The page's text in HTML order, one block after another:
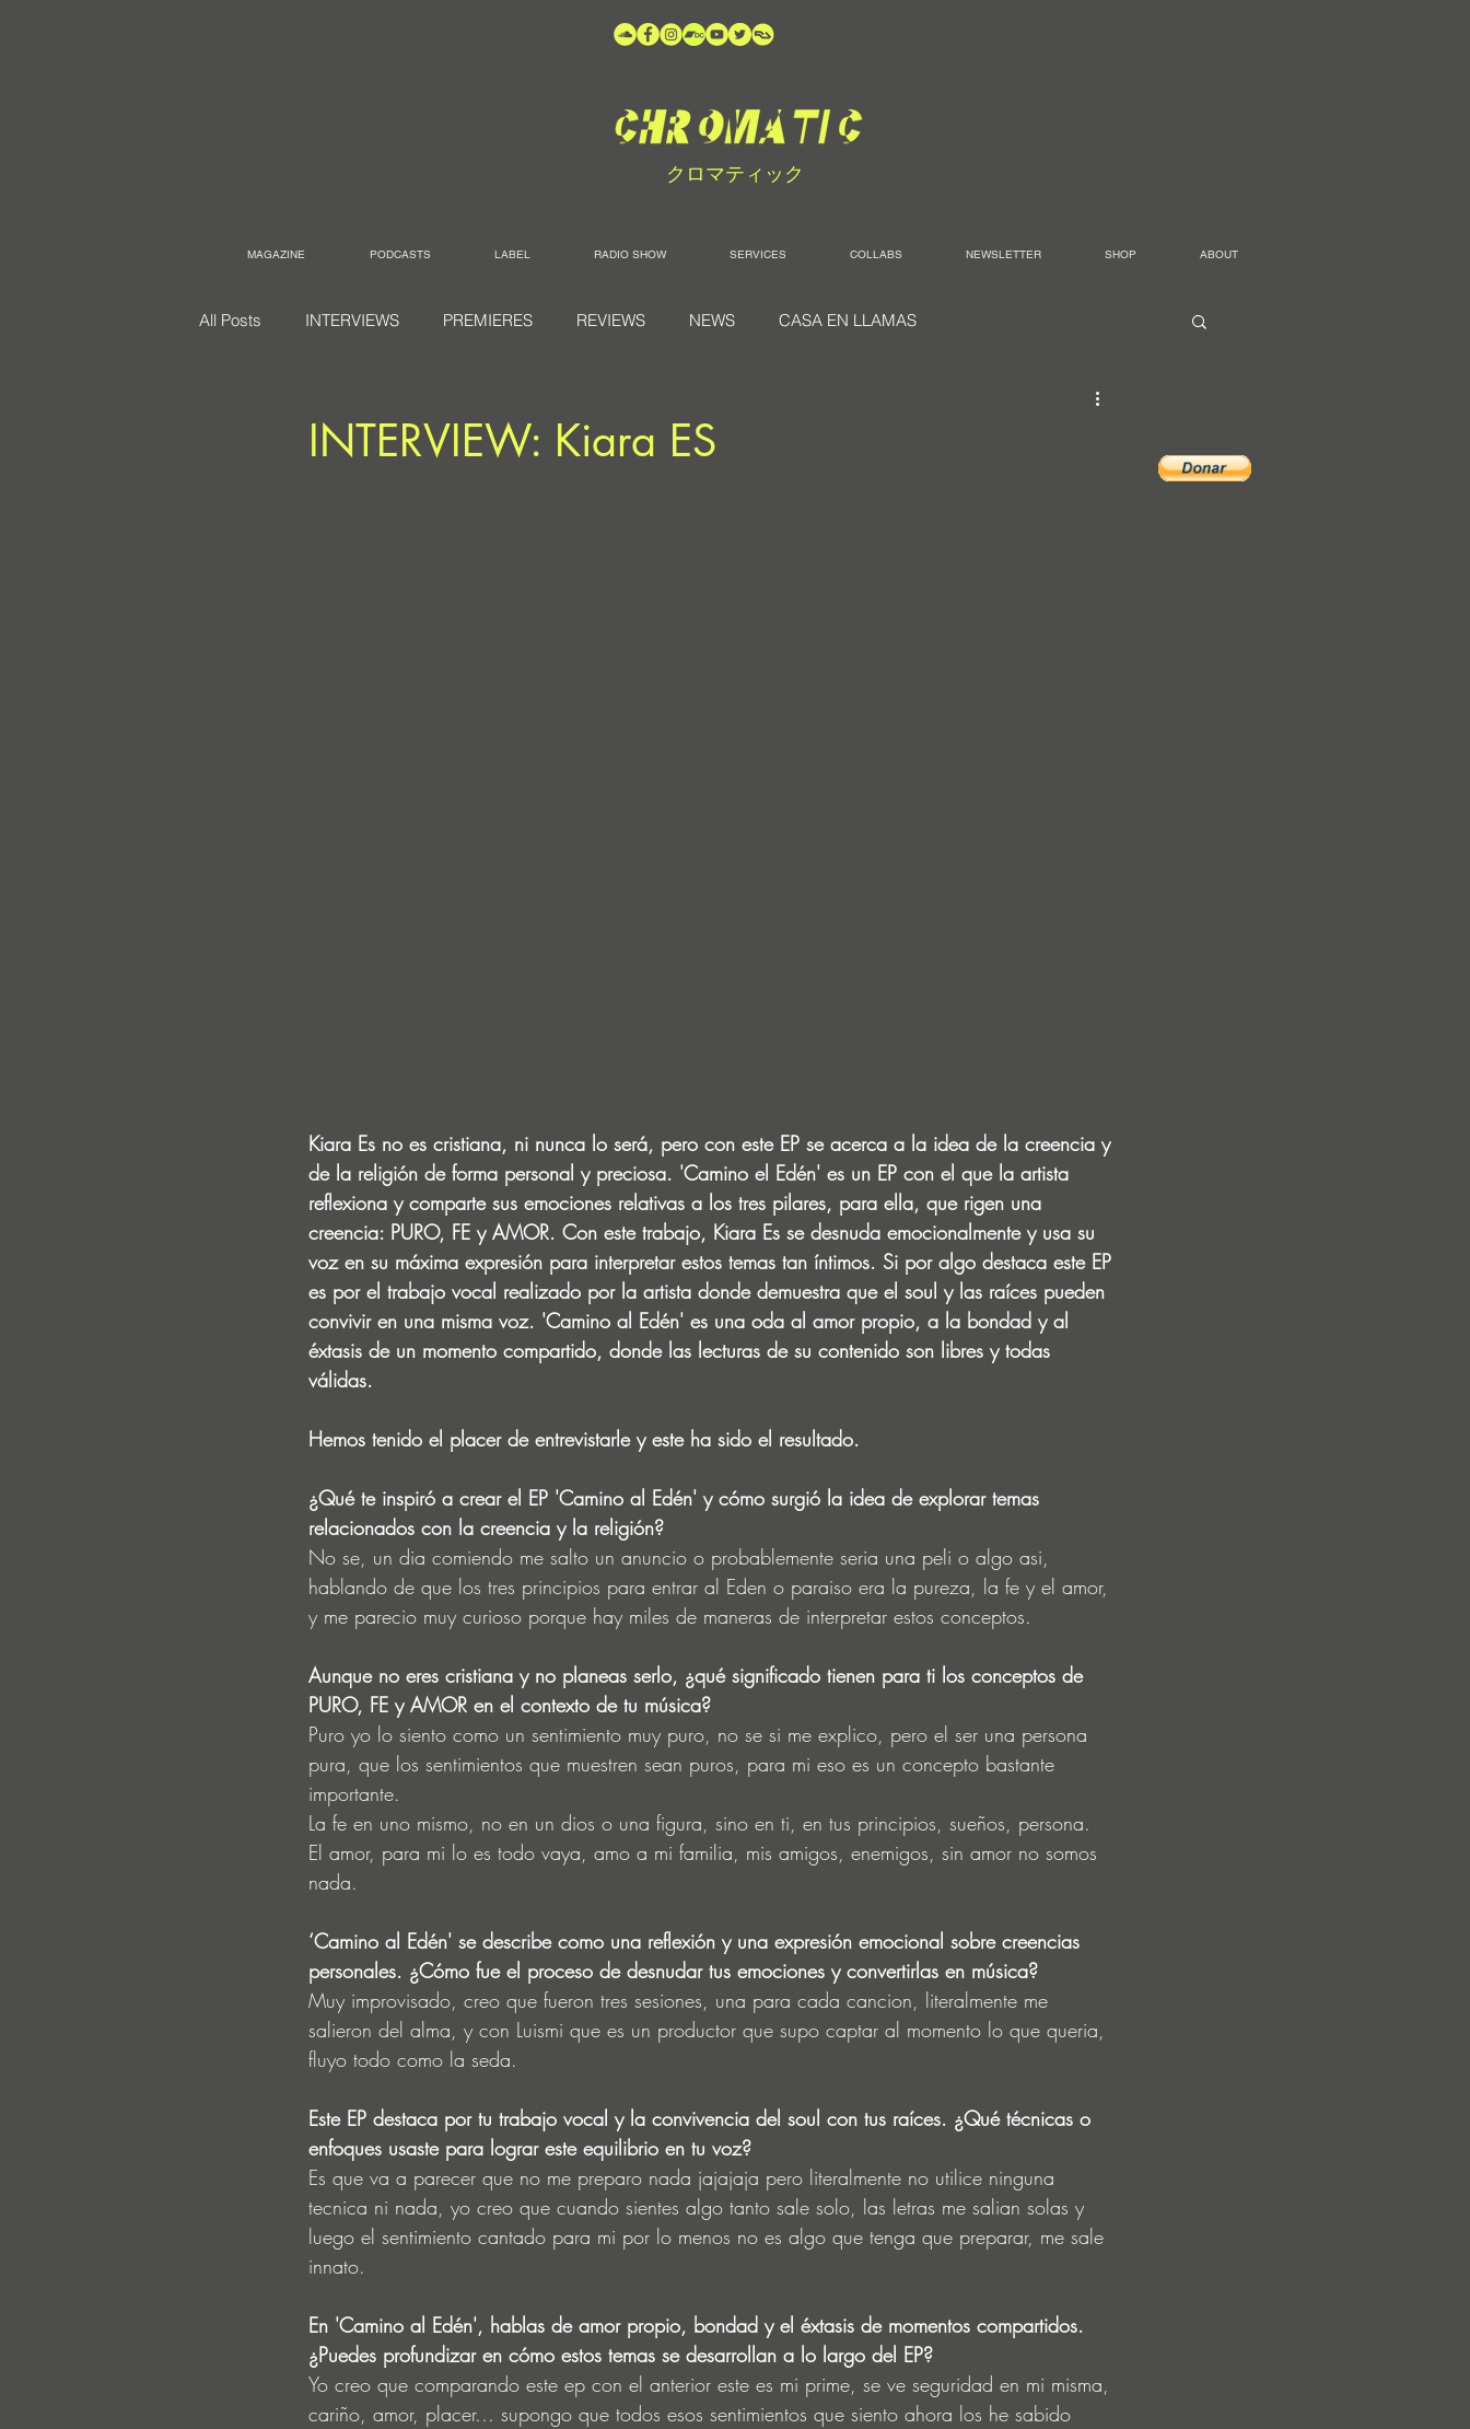
クロマティック
MAGAZINE PODCASTS LABEL RADIO SHOW SERVICES COLLABS NEWSLETTER SHOP ABOUT
All Posts INTERVIEWS PREMIERES REVIEWS NEWS CASA EN LLAMAS
INTERVIEW: Kiara ES
Kiara Es no es cristiana, ni nunca lo será, pero con este EP se acerca a la idea de la creencia y
de la religión de forma personal y preciosa. 'Camino el Edén' es un EP con el que la artista
reflexiona y comparte sus emociones relativas a los tres pilares, para ella, que rigen una
creencia: PURO, FE y AMOR. Con este trabajo, Kiara Es se desnuda emocionalmente y usa su
voz en su máxima expresión para interpretar estos temas tan íntimos. Si por algo destaca este EP
es por el trabajo vocal realizado por la artista donde demuestra que el soul y las raíces pueden
convivir en una misma voz. 'Camino al Edén' es una oda al amor propio, a la bondad y al
éxtasis de un momento compartido, donde las lecturas de su contenido son libres y todas
válidas.
Hemos tenido el placer de entrevistarle y este ha sido el resultado.
¿Qué te inspiró a crear el EP 'Camino al Edén' y cómo surgió la idea de explorar temas
relacionados con la creencia y la religión?
No se, un dia comiendo me salto un anuncio o probablemente seria una peli o algo asi,
hablando de que los tres principios para entrar al Eden o paraiso era la pureza, la fe y el amor,
y me parecio muy curioso porque hay miles de maneras de interpretar estos conceptos.
Aunque no eres cristiana y no planeas serlo, ¿qué significado tienen para ti los conceptos de
PURO, FE y AMOR en el contexto de tu música?
Puro yo lo siento como un sentimiento muy puro, no se si me explico, pero el ser una persona
pura, que los sentimientos que muestren sean puros, para mi eso es un concepto bastante
importante.
La fe en uno mismo, no en un dios o una figura, sino en ti, en tus principios, sueños, persona.
El amor, para mi lo es todo vaya, amo a mi familia, mis amigos, enemigos, sin amor no somos
nada.
‘Camino al Edén' se describe como una reflexión y una expresión emocional sobre creencias
personales. ¿Cómo fue el proceso de desnudar tus emociones y convertirlas en música?
Muy improvisado, creo que fueron tres sesiones, una para cada cancion, literalmente me
salieron del alma, y con Luismi que es un productor que supo captar al momento lo que queria,
fluyo todo como la seda.
Este EP destaca por tu trabajo vocal y la convivencia del soul con tus raíces. ¿Qué técnicas o
enfoques usaste para lograr este equilibrio en tu voz?
Es que va a parecer que no me preparo nada jajajaja pero literalmente no utilice ninguna
tecnica ni nada, yo creo que cuando sientes algo tanto sale solo, las letras me salian solas y
luego el sentimiento cantado para mi por lo menos no es algo que tenga que preparar, me sale
innato.
En 'Camino al Edén', hablas de amor propio, bondad y el éxtasis de momentos compartidos.
¿Puedes profundizar en cómo estos temas se desarrollan a lo largo del EP?
Yo creo que comparando este ep con el anterior este es mi prime, se ve seguridad en mi misma,
cariño, amor, placer… supongo que todos esos sentimientos que siento ahora los he sabido